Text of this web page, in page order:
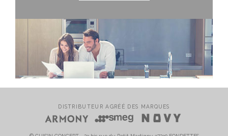
DISTRIBUTEUR AGRÉÉ DES MARQUES